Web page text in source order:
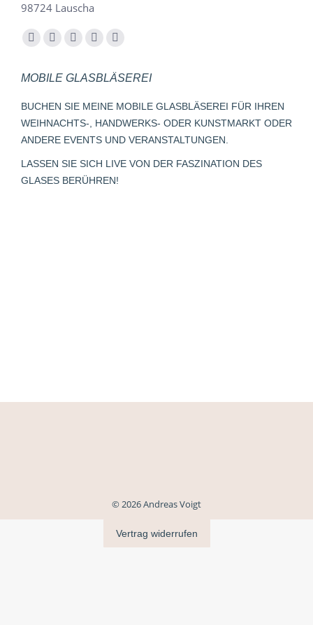
98724 Lauscha
Finden Sie uns auf:
Facebook
opens
in
new
window
YouTube
opens
in
new
window
Instagram
opens
in
new
window
E-
page
opens
in
new
Whatsapp
opens
in
new
window
MOBILE GLASBLÄSEREI
BUCHEN SIE MEINE MOBILE GLASBLÄSEREI FÜR IHREN
WEIHNACHTS-, HANDWERKS- ODER KUNSTMARKT ODER
ANDERE EVENTS UND VERANSTALTUNGEN.
LASSEN SIE SICH LIVE VON DER FASZINATION DES
GLASES BERÜHREN!
© 2026 Andreas Voigt
Vertrag widerrufen